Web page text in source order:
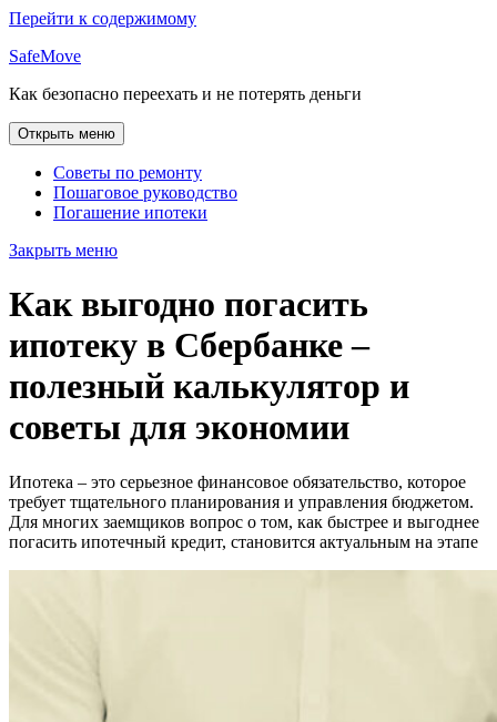
Перейти к содержимому
SafeMove
Как безопасно переехать и не потерять деньги
Открыть меню
Советы по ремонту
Пошаговое руководство
Погашение ипотеки
Закрыть меню
Как выгодно погасить
ипотеку в Сбербанке –
полезный калькулятор и
советы для экономии
Ипотека – это серьезное финансовое обязательство, которое
требует тщательного планирования и управления бюджетом.
Для многих заемщиков вопрос о том, как быстрее и выгоднее
погасить ипотечный кредит, становится актуальным на этапе